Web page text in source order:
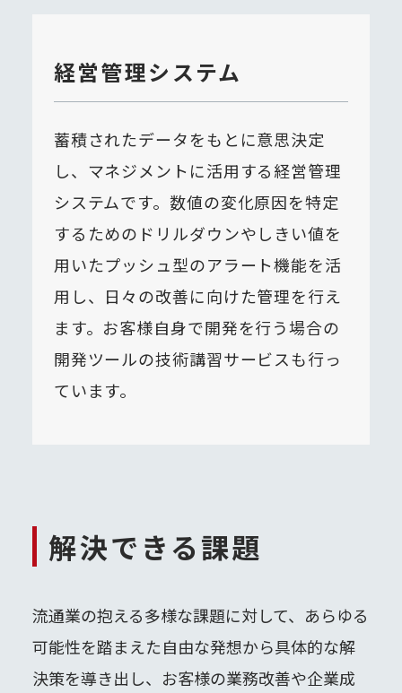
経営管理システム
蓄積されたデータをもとに意思決定
し、マネジメントに活用する経営管理
システムです。数値の変化原因を特定
するためのドリルダウンやしきい値を
用いたプッシュ型のアラート機能を活
用し、日々の改善に向けた管理を行え
ます。お客様自身で開発を行う場合の
開発ツールの技術講習サービスも行っ
ています。
解決できる課題
流通業の抱える多様な課題に対して、あらゆる
可能性を踏まえた自由な発想から具体的な解
決策を導き出し、お客様の業務改善や企業成